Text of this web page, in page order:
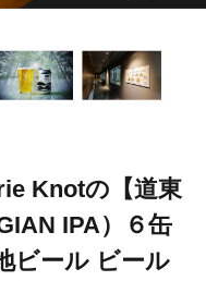
Knotの【道東
IPA）６缶
ビール ビール